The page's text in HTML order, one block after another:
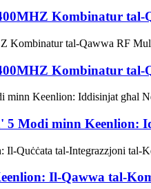
Kombinatur tal-
Kombinatur tal-
Modi minn Keenlion:
Il-Qawwa tal-